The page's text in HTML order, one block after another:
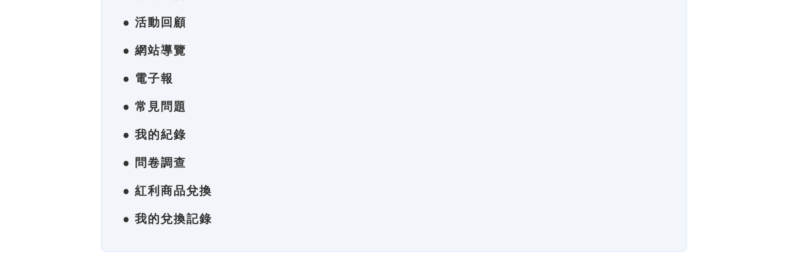
● 活動回顧
● 網站導覽
● 電子報
● 常見問題
● 我的紀錄
● 問卷調查
● 紅利商品兌換
● 我的兌換記錄